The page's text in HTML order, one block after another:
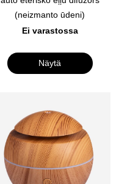
(neizmanto ūdeni)
Ei varastossa
Näytä